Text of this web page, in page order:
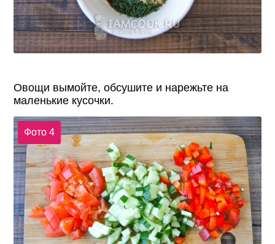
Овощи вымойте, обсушите и нарежьте на
маленькие кусочки.
Фото 4